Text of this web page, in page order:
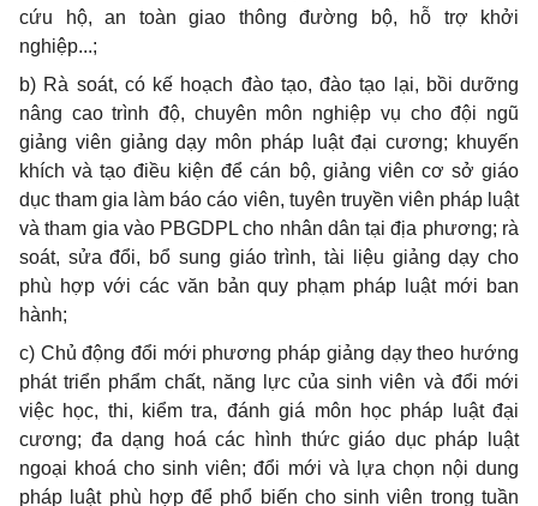
cứu hộ, an toàn giao thông đường bộ, hỗ trợ khởi
nghiệp...;
b) Rà soát, có kế hoạch đào tạo, đào tạo lại, bồi dưỡng
nâng cao trình độ, chuyên môn nghiệp vụ cho đội ngũ
giảng viên giảng dạy môn pháp luật đại cương; khuyến
khích và tạo điều kiện để cán bộ, giảng viên cơ sở giáo
dục tham gia làm báo cáo viên, tuyên truyền viên pháp luật
và tham gia vào PBGDPL cho nhân dân tại địa phương; rà
soát, sửa đổi, bổ sung giáo trình, tài liệu giảng dạy cho
phù hợp với các văn bản quy phạm pháp luật mới ban
hành;
c) Chủ động đổi mới phương pháp giảng dạy theo hướng
phát triển phẩm chất, năng lực của sinh viên và đổi mới
việc học, thi, kiểm tra, đánh giá môn học pháp luật đại
cương; đa dạng hoá các hình thức giáo dục pháp luật
ngoại khoá cho sinh viên; đổi mới và lựa chọn nội dung
pháp luật phù hợp để phổ biến cho sinh viên trong tuần